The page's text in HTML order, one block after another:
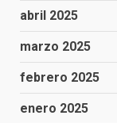
abril 2025
marzo 2025
febrero 2025
enero 2025